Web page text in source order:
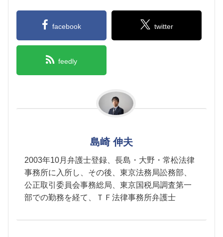
facebook twitter
feedly
島崎 伸夫
2003年10月弁護士登録、長島・大野・常松法律
事務所に入所し、その後、東京法務局訟務部、
公正取引委員会事務総局、東京国税局調査第一
部での勤務を経て、ＴＦ法律事務所弁護士